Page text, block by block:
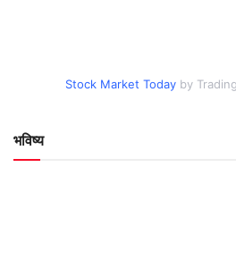
Stock Market Today by
भविष्य